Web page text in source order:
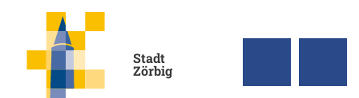
Stadt
Zörbig